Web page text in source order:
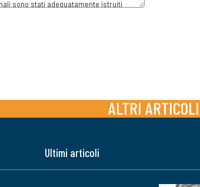
ALTRI ARTICOLI
Ultimi articoli